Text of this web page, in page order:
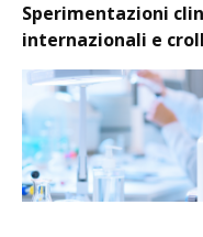
Sperimentazioni
internazionali e